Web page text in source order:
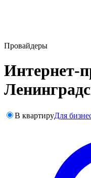
Провайдеры
Интернет-
В квартируДля